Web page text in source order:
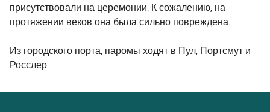
присутствовали на церемонии. К сожалению, на
протяжении веков она была сильно повреждена.
Из городского порта, паромы ходят в Пул, Портсмут и
Росслер.